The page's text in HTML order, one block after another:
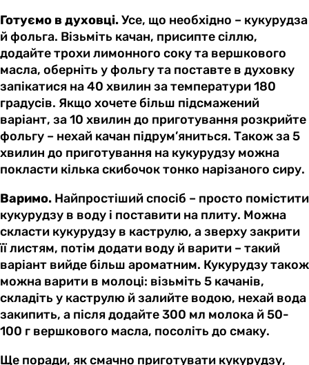
Готуємо в духовці.Усе, що необхідно – кукурудза
й фольга. Візьміть качан, присипте сіллю,
додайте трохи лимонного соку та вершкового
масла, оберніть у фольгу та поставте в духовку
запікатися на 40 хвилин за температури 180
градусів. Якщо хочете більш підсмажений
варіант, за 10 хвилин до приготування розкрийте
фольгу – нехай качан підрум’яниться. Також за 5
хвилин до приготування на кукурудзу можна
покласти кілька скибочок тонко нарізаного сиру.
Варимо. Найпростіший спосіб – просто помістити
кукурудзу в воду і поставити на плиту. Можна
скласти кукурудзу в каструлю, а зверху закрити
її листям, потім додати воду й варити – такий
варіант вийде більш ароматним. Кукурудзу також
можна варити в молоці: візьміть 5 качанів,
складіть у каструлю й залийте водою, нехай вода
закипить, а після додайте 300 мл молока й 50-
100 г вершкового масла, посоліть до смаку.
Ще поради, як смачно приготувати кукурудзу,